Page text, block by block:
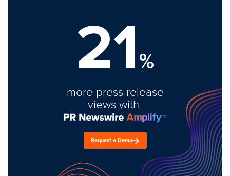
21%
more press release
views with
Request a Demo